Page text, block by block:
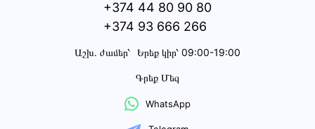
+374 44 80 90 80
+374 93 666 266
Աշխ․ ժամեր՝ Երեք կիր՝ 09:00-19:00
Գրեք Մեզ
WhatsApp